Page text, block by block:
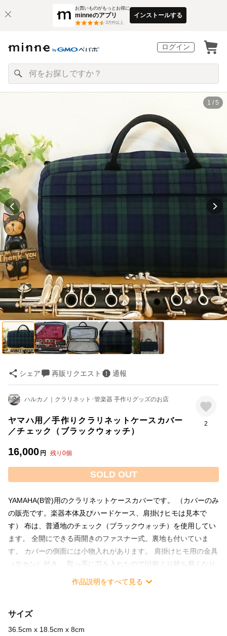
お買いものがもっとお得に
minneのアプリ
3万件以上
インストールする
ログイン
1 / 5
シェア 再販リクエスト 通報
ハルカノ｜クラリネット･管楽器 手作りグッズのお店
ヤマハ用／手作りクラリネットケースカバー
／チェック（ブラックウォッチ）
16,000 円 残り 0個
2
SOLD OUT
YAMAHA(B管)用のクラリネットケースカバーです。 （カバーのみ
の販売です。楽器本体及びハードケース、肩掛けヒモは見本で
す） 布は、普通地のチェック（ブラックウォッチ）を使用してい
ます。 全開にできる両開きのファスナー式。裏地も付いていま
す。 カバーの側面には小物入れがあります。 肩掛けヒモ用の金具
（Ｄカン）付き。 取っ手に芯を入れたので以前より持ち易くなり
ました。 本体サイズ：36.5cm x 18.5cm x 8cm（横×縦×マチ）
部9.5cm） です。（取っ手や金具を除く本体のサイズ） 最新のも
のとはサイズが違う場合がありますのでご注意下さい。
作品説明をすべて見る
サイズ
36.5cm x 18.5cm x 8cm